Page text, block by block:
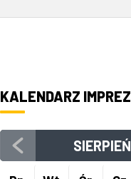
KALENDARZ IMPREZ
SIERPIEŃ